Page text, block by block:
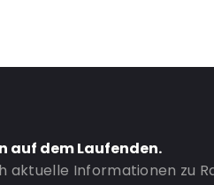
auf dem Laufenden.
aktuelle Informationen zu